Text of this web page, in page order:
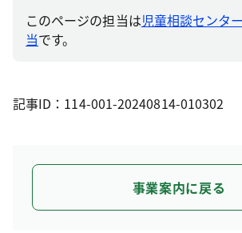
このページの担当は児童相談センタ
当です。
記事ID：114-001-20240814-010302
事業案内に戻る